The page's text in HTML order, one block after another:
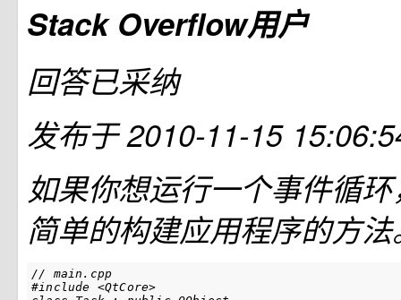
Stack Overflow用户
回答已采纳
发布于2010-11-15
如果你想运行一个事件循
简单的构建应用程序的方法
// main.cpp
#include <QtCore>